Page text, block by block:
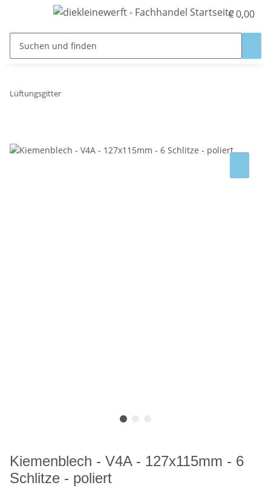
€ 0,00
Lüftungsgitter
Kiemenblech - V4A - 127x115mm - 6
Schlitze - poliert